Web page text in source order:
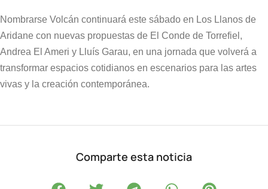
Nombrarse Volcán continuará este sábado en Los Llanos de
Aridane con nuevas propuestas de El Conde de Torrefiel,
Andrea El Ameri y Lluís Garau, en una jornada que volverá a
transformar espacios cotidianos en escenarios para las artes
vivas y la creación contemporánea.
Comparte esta noticia